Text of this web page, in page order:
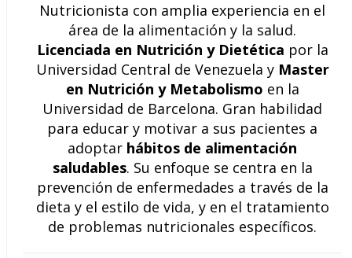
Nutricionista con amplia experiencia en el
área de la alimentación y la salud.
Licenciada en Nutrición y Dietética por la
Universidad Central de Venezuela y Master
en Nutrición y Metabolismo en la
Universidad de Barcelona. Gran habilidad
para educar y motivar a sus pacientes a
adoptar hábitos de alimentación
saludables. Su enfoque se centra en la
prevención de enfermedades a través de la
dieta y el estilo de vida, y en el tratamiento
de problemas nutricionales específicos.